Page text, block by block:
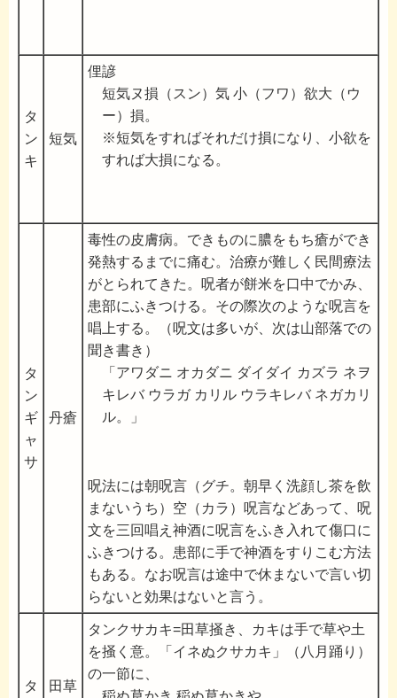
タ
ン
キ
短気
俚諺
短気ヌ損（スン）気 小（フワ）欲大（ウ
ー）損。
※短気をすればそれだけ損になり、小欲を
すれば大損になる。
タ
ン
ギ
ャ
サ
丹瘡
毒性の皮膚病。できものに膿をもち瘡ができ
発熱するまでに痛む。治療が難しく民間療法
がとられてきた。呪者が餅米を口中でかみ、
患部にふきつける。その際次のような呪言を
唱上する。（呪文は多いが、次は山部落での
聞き書き）
「アワダニ オカダニ ダイダイ カズラ ネヲ
キレバ ウラガ カリル ウラキレバ ネガカリ
ル。」
呪法には朝呪言（グチ。朝早く洗顔し茶を飲
まないうち）空（カラ）呪言などあって、呪
文を三回唱え神酒に呪言をふき入れて傷口に
ふきつける。患部に手で神酒をすりこむ方法
もある。なお呪言は途中で休まないで言い切
らないと効果はないと言う。
タ 田草
タンクサカキ=田草掻き、カキは手で草や土
を掻く意。「イネぬクサカキ」（八月踊り）
の一節に、